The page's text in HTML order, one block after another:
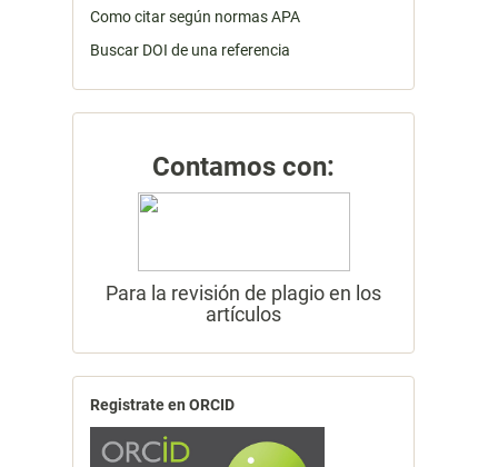
Como citar según normas APA
Buscar DOI de una referencia
Contamos con:
Para la revisión de plagio en los
artículos
Registrate en ORCID